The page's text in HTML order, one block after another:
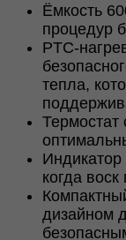
Ёмкость
процедур
PTC-
тепла,
Термостат
Индикатор
когда
дизайном